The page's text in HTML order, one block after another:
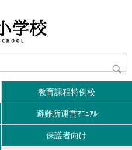
教育課程特例校
避難所運営ﾏﾆｭｱﾙ
保護者向け